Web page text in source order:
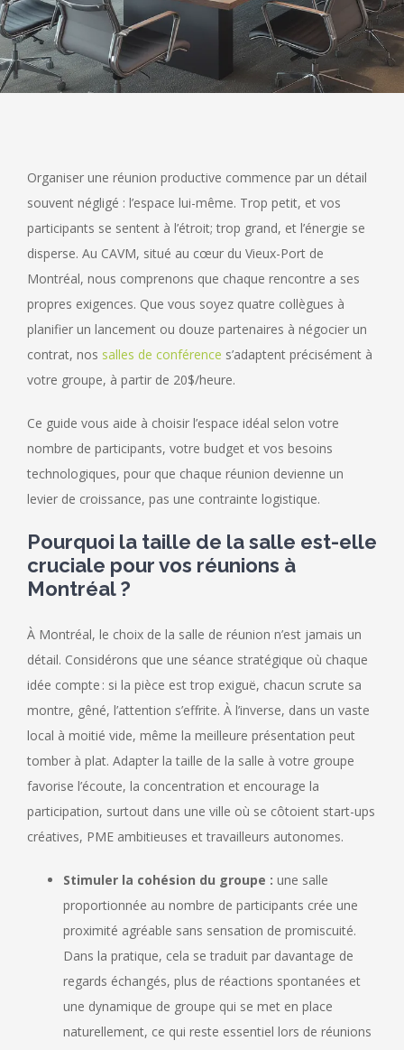
Organiser une réunion productive commence par un détail
souvent négligé : l’espace lui-même. Trop petit, et vos
participants se sentent à l’étroit; trop grand, et l’énergie se
disperse. Au CAVM, situé au cœur du Vieux-Port de
Montréal, nous comprenons que chaque rencontre a ses
propres exigences. Que vous soyez quatre collègues à
planifier un lancement ou douze partenaires à négocier un
contrat, nos salles de conférence s’adaptent précisément à
votre groupe, à partir de 20$/heure.
Ce guide vous aide à choisir l’espace idéal selon votre
nombre de participants, votre budget et vos besoins
technologiques, pour que chaque réunion devienne un
levier de croissance, pas une contrainte logistique.
Pourquoi la taille de la salle est-elle
cruciale pour vos réunions à
Montréal ?
À Montréal, le choix de la salle de réunion n’est jamais un
détail. Considérons que une séance stratégique où chaque
idée compte : si la pièce est trop exiguë, chacun scrute sa
montre, gêné, l’attention s’effrite. À l’inverse, dans un vaste
local à moitié vide, même la meilleure présentation peut
tomber à plat. Adapter la taille de la salle à votre groupe
favorise l’écoute, la concentration et encourage la
participation, surtout dans une ville où se côtoient start-ups
créatives, PME ambitieuses et travailleurs autonomes.
Stimuler la cohésion du groupe : une salle
proportionnée au nombre de participants crée une
proximité agréable sans sensation de promiscuité.
Dans la pratique, cela se traduit par davantage de
regards échangés, plus de réactions spontanées et
une dynamique de groupe qui se met en place
naturellement, ce qui reste essentiel lors de réunions